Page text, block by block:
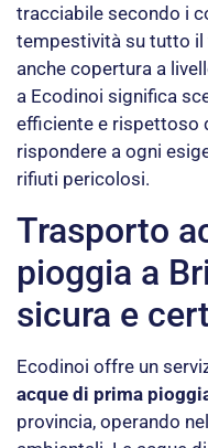
tracciabile secondo i
tempestività su tutto
anche copertura a
a Ecodinoi significa
efficiente e rispettoso
rispondere a ogni
rifiuti pericolosi.
Trasporto
pioggia a
sicura e
Ecodinoi offre un
acque di prima
provincia, operando